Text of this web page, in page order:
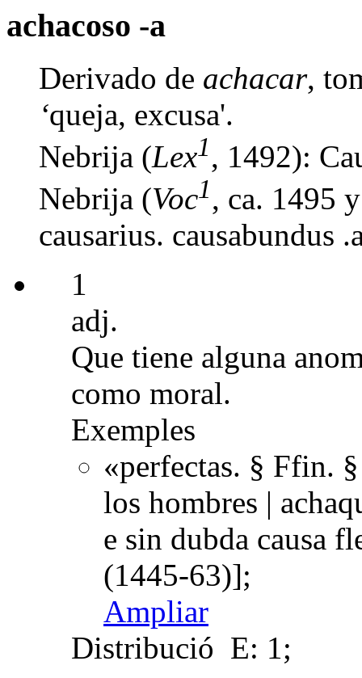
achacoso -a
Derivado de achacar,
‘queja, excusa'.
Nebrija (Lex1, 1492):
Nebrija (Voc1, ca. 1495
causarius. causabundus
1
adj.
Que tiene alguna
como moral.
Exemples
«perfectas. § Ffin.
los hombres |
e sin dubda causa
(1445-63)];
Ampliar
Distribució E: 1;